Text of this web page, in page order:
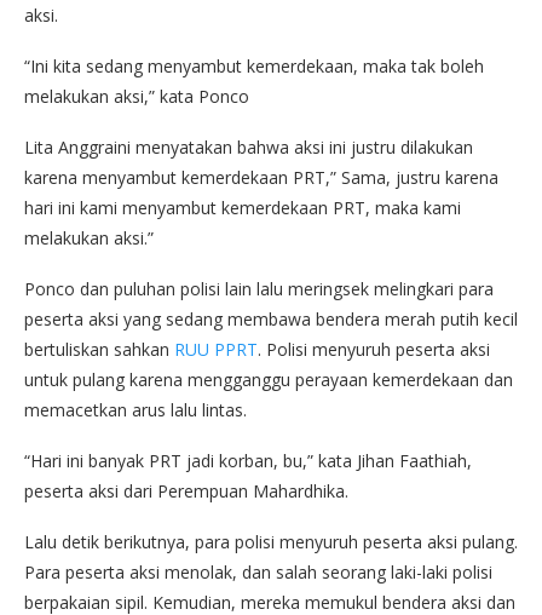
aksi.
“Ini kita sedang menyambut kemerdekaan, maka tak boleh
melakukan aksi,” kata Ponco
Lita Anggraini menyatakan bahwa aksi ini justru dilakukan
karena menyambut kemerdekaan PRT,” Sama, justru karena
hari ini kami menyambut kemerdekaan PRT, maka kami
melakukan aksi.”
Ponco dan puluhan polisi lain lalu meringsek melingkari para
peserta aksi yang sedang membawa bendera merah putih kecil
bertuliskan sahkan RUU PPRT. Polisi menyuruh peserta aksi
untuk pulang karena mengganggu perayaan kemerdekaan dan
memacetkan arus lalu lintas.
“Hari ini banyak PRT jadi korban, bu,” kata Jihan Faathiah,
peserta aksi dari Perempuan Mahardhika.
Lalu detik berikutnya, para polisi menyuruh peserta aksi pulang.
Para peserta aksi menolak, dan salah seorang laki-laki polisi
berpakaian sipil. Kemudian, mereka memukul bendera aksi dan